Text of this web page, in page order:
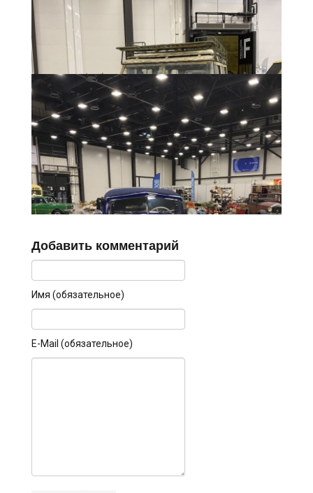
Добавить комментарий
Имя (обязательное)
E-Mail (обязательное)